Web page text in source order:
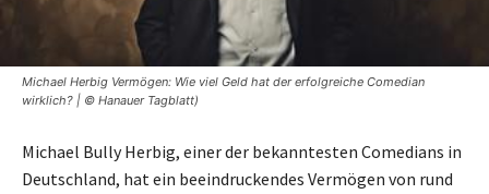
Michael Herbig Vermögen: Wie viel Geld hat der erfolgreiche Comedian
wirklich? | © Hanauer Tagblatt)
Michael Bully Herbig, einer der bekanntesten Comedians in
Deutschland, hat ein beeindruckendes Vermögen von rund